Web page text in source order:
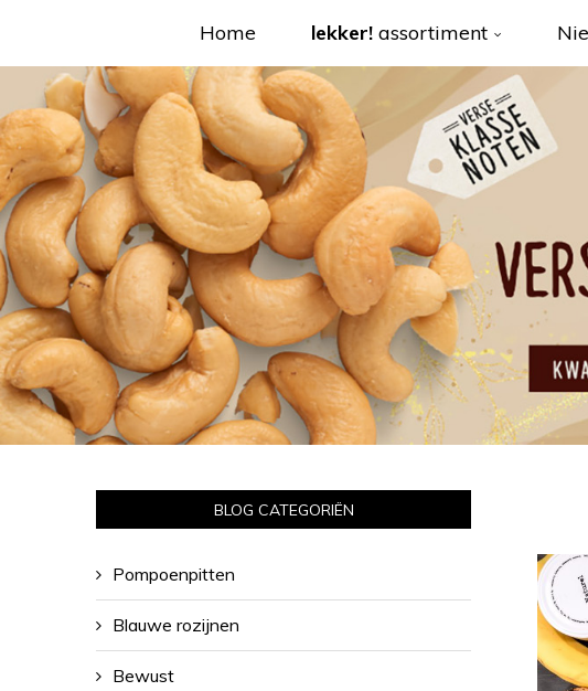
Home lekker! assortiment
BLOG CATEGORIËN
Pompoenpitten
Blauwe rozijnen
Bewust